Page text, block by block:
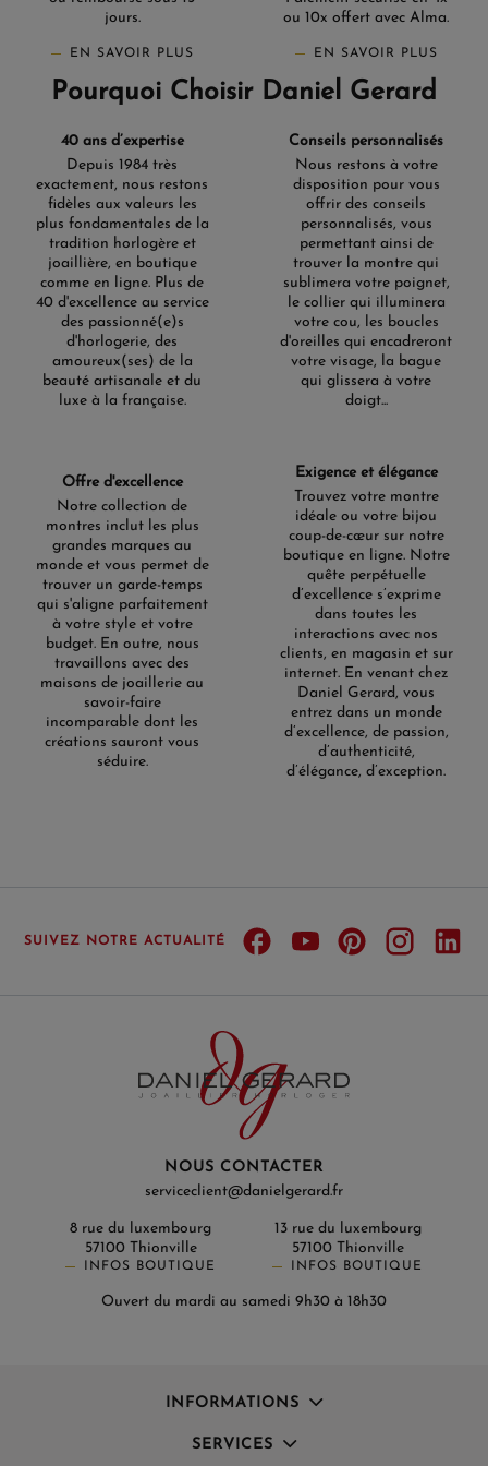
jours.
EN SAVOIR PLUS
ou 10x offert avec Alma.
EN SAVOIR PLUS
Pourquoi Choisir Daniel Gerard
40 ans d’expertise
Depuis 1984 très
exactement, nous restons
fidèles aux valeurs les
plus fondamentales de la
tradition horlogère et
joaillière, en boutique
comme en ligne. Plus de
40 d'excellence au service
des passionné(e)s
d'horlogerie, des
amoureux(ses) de la
beauté artisanale et du
luxe à la française.
Conseils personnalisés
Nous restons à votre
disposition pour vous
offrir des conseils
personnalisés, vous
permettant ainsi de
trouver la montre qui
sublimera votre poignet,
le collier qui illuminera
votre cou, les boucles
d'oreilles qui encadreront
votre visage, la bague
qui glissera à votre
doigt...
Offre d'excellence
Notre collection de
montres inclut les plus
grandes marques au
monde et vous permet de
trouver un garde-temps
qui s'aligne parfaitement
à votre style et votre
budget. En outre, nous
travaillons avec des
maisons de joaillerie au
savoir-faire
incomparable dont les
créations sauront vous
séduire.
Exigence et élégance
Trouvez votre montre
idéale ou votre bijou
coup-de-cœur sur notre
boutique en ligne. Notre
quête perpétuelle
d’excellence s’exprime
dans toutes les
interactions avec nos
clients, en magasin et sur
internet. En venant chez
Daniel Gerard, vous
entrez dans un monde
d’excellence, de passion,
d’authenticité,
d’élégance, d’exception.
SUIVEZ NOTRE ACTUALITÉ
NOUS CONTACTER
serviceclient@danielgerard.fr
8 rue du luxembourg
57100 Thionville
INFOS BOUTIQUE
13 rue du luxembourg
57100 Thionville
INFOS BOUTIQUE
Ouvert du mardi au samedi 9h30 à 18h30
INFORMATIONS
SERVICES